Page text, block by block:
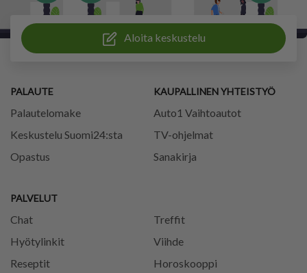
Aloita keskustelu
PALAUTE
Palautelomake
Keskustelu Suomi24:sta
Opastus
PALVELUT
Chat
Treffit
Hyötylinkit
Viihde
Reseptit
Horoskooppi
KAUPALLINEN YHTEISTYÖ
Auto1 Vaihtoautot
TV-ohjelmat
Sanakirja